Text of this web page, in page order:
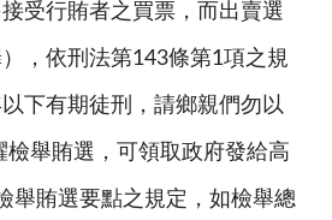
受行賄者之買票，而出賣選
，依刑法第143條第1項之規
下有期徒刑，請鄉親們勿以
舉賄選，可領取政府發給高
賄選要點之規定，如檢舉總